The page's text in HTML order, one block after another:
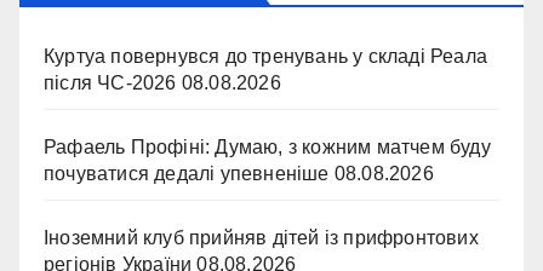
Куртуа повернувся до тренувань у складі Реала
після ЧС-2026 08.08.2026
Рафаель Профіні: Думаю, з кожним матчем буду
почуватися дедалі упевненіше 08.08.2026
Іноземний клуб прийняв дітей із прифронтових
регіонів України 08.08.2026